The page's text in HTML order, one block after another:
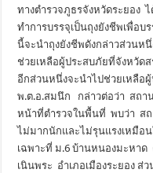
ทางตำรวจภูธรจังหวัดระยอง
ทำการบรรจุเป็นถุงยังชีพเพื่อบ
นี้จะนำถุงยังชีพดังกล่าวส่วนห
ช่วยเหลือผู้ประสบภัยที่จังหวัด
อีกส่วนหนึ่งจะนำไปช่วยเหลือ
พ.ต.อ.สมนึก กล่าวต่อว่า สถา
หน้าที่ตำรวจในพื้นที่ พบว่า ส
ไม่มากนักและไม่รุนแรงเหมือ
เฉพาะที่ ม.6 บ้านหนองมะหา
เนินพระ อำเภอเมืองระยอง